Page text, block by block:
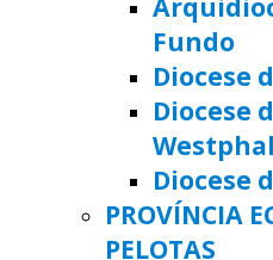
Fundo
Diocese
Diocese
Diocese
PROVÍNCIA
PELOTAS